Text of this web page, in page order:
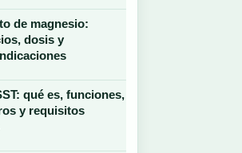
de magnesio:
dosis y
qué es, funciones,
y requisitos